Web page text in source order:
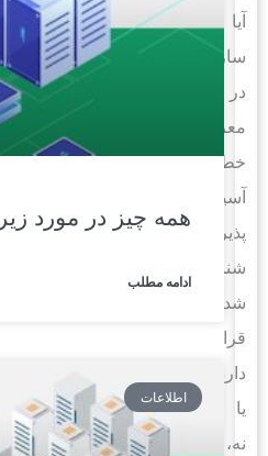
سازمان
معرض
خطر
آسیب
پذیری‌های
شناخته
شده
قرار
دارد
همه چیز در مورد
ادامه مطلب
اطلاعات